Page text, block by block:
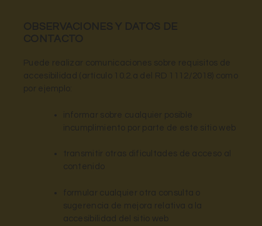
OBSERVACIONES Y DATOS DE
CONTACTO
Puede realizar comunicaciones sobre requisitos de
accesibilidad (artículo 10.2.a del RD 1112/2018) como
por ejemplo:
informar sobre cualquier posible
incumplimiento por parte de este sitio web
transmitir otras dificultades de acceso al
contenido
formular cualquier otra consulta o
sugerencia de mejora relativa a la
accesibilidad del sitio web